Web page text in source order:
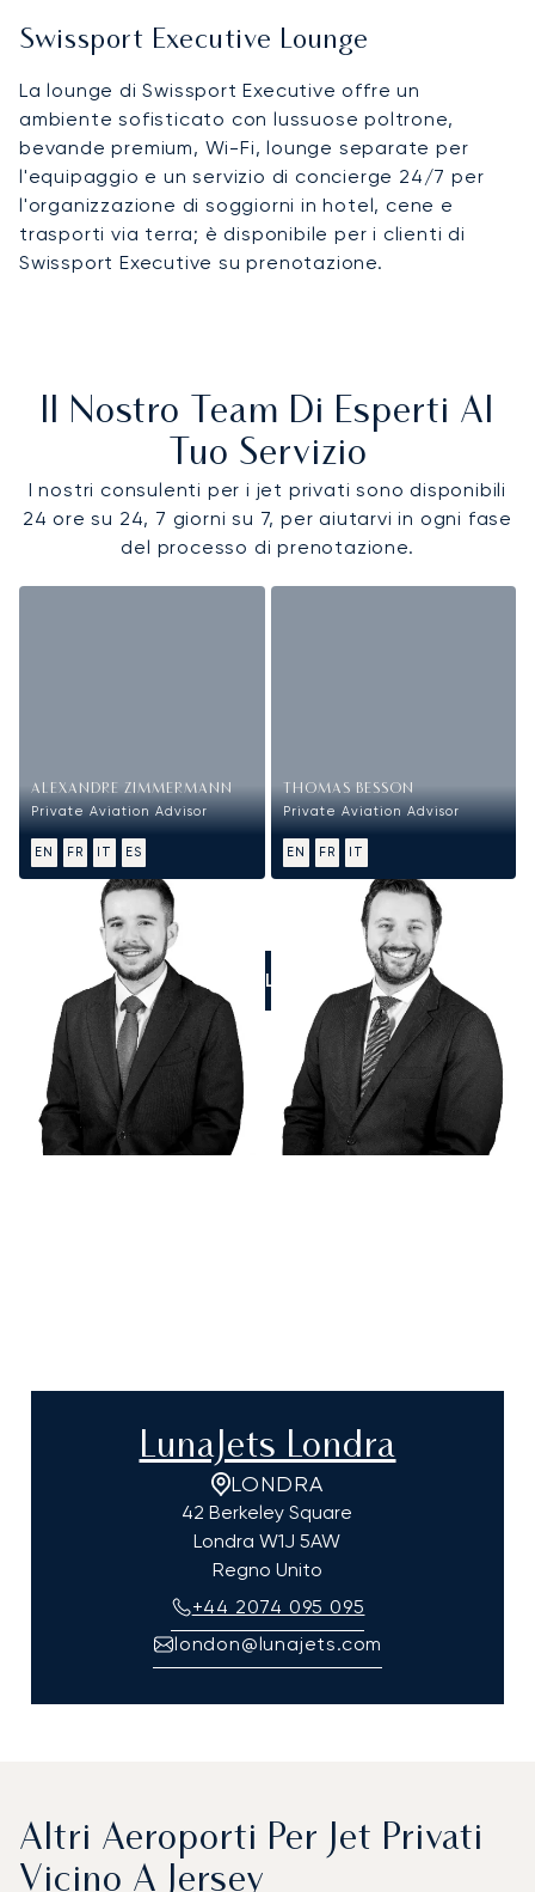
Swissport Executive Lounge
La lounge di Swissport Executive offre un
ambiente sofisticato con lussuose poltrone,
bevande premium, Wi-Fi, lounge separate per
l'equipaggio e un servizio di concierge 24/7 per
l'organizzazione di soggiorni in hotel, cene e
trasporti via terra; è disponibile per i clienti di
Swissport Executive su prenotazione.
Il Nostro Team Di Esperti Al
Tuo Servizio
I nostri consulenti per i jet privati sono disponibili
24 ore su 24, 7 giorni su 7, per aiutarvi in ogni fase
del processo di prenotazione.
ALEXANDRE ZIMMERMANN
Private Aviation Advisor
EN FR IT ES
THOMAS BESSON
Private Aviation Advisor
EN FR IT
CALL US
LunaJets Londra
LONDRA
42 Berkeley Square
Londra W1J 5AW
Regno Unito
+44 2074 095 095
london@lunajets.com
Altri Aeroporti Per Jet Privati
Vicino A Jersey